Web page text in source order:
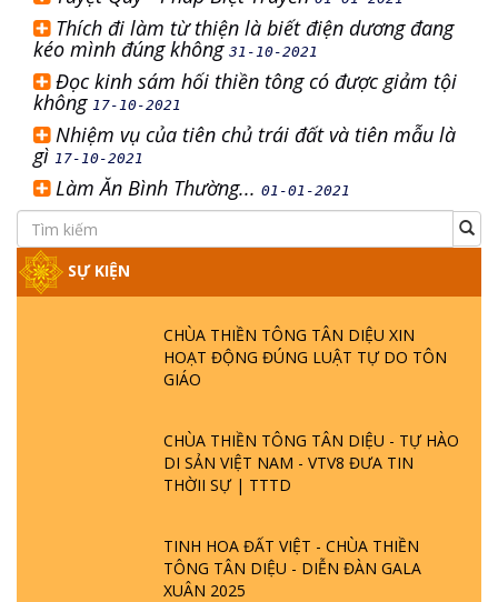
Thích đi làm từ thiện là biết điện dương đang
kéo mình đúng không 31-10-2021
Đọc kinh sám hối thiền tông có được giảm tội
không 17-10-2021
Nhiệm vụ của tiên chủ trái đất và tiên mẫu là
gì 17-10-2021
Làm Ăn Bình Thường... 01-01-2021
SỰ KIỆN
CHÙA THIỀN TÔNG TÂN DIỆU XIN
HOẠT ĐỘNG ĐÚNG LUẬT TỰ DO TÔN
GIÁO
CHÙA THIỀN TÔNG TÂN DIỆU - TỰ HÀO
DI SẢN VIỆT NAM - VTV8 ĐƯA TIN
THỜII SỰ | TTTD
TINH HOA ĐẤT VIỆT - CHÙA THIỀN
TÔNG TÂN DIỆU - DIỄN ĐÀN GALA
XUÂN 2025